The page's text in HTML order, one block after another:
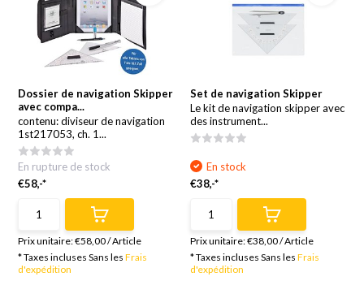
Dossier de navigation Skipper
avec compa...
contenu: diviseur de navigation
1st217053, ch. 1...
En rupture de stock
€58,-*
Prix unitaire:€58,00/Article
* Taxes incluses Sans lesFrais
d'expédition
Set de navigation Skipper
Le kit de navigation skipper avec
des instrument...
En stock
€38,-*
Prix unitaire:€38,00/Article
* Taxes incluses Sans les Frais
d'expédition